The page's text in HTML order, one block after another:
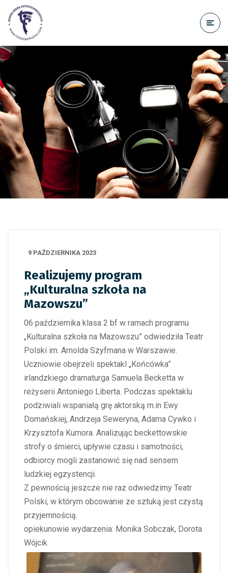
treści
9 PAŹDZIERNIKA 2023
Realizujemy program
„Kulturalna szkoła na
Mazowszu”
06 października klasa 2 bf w ramach programu
„Kulturalna szkoła na Mazowszu” odwiedziła Teatr
Polski im. Arnolda Szyfmana w Warszawie.
Uczniowie obejrzeli spektakl „Końcówka”
irlandzkiego dramaturga Samuela Becketta w
reżyserii Antoniego Liberta. Podczas spektaklu
podziwiali wspaniałą grę aktorską m.in Ewy
Domańskiej, Andrzeja Seweryna, Adama Cywko i
Krzysztofa Kumora. Analizując beckettowskie
strofy o śmierci, upływie czasu i samotności,
odbiorcy mogli zastanowić się nad sensem
ludzkiej egzystencji.
Z pewnością jeszcze nie raz odwiedzimy Teatr
Polski, w którym obcowanie ze sztuką jest czystą
przyjemnością.
opiekunowie wydarzenia: Monika Sobczak, Dorota
Wójcik